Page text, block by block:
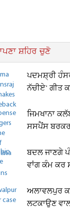
ਸ਼ਹਿਰ ਚੁਣੋ
ਪਦਮਸ਼੍ਰੀ
ਨੱਚੀਏ' ਗੀਤ
ਜਿਮਖਾਨਾ
ਸਸਪੈਂਸ
ਬਦਲ ਜਾਣਗੇ
ਵਾਂਗ ਕੰਮ ਕਰ
ਅਲਾਵਲਪੁਰ
ਲਟਕਾਉਣ